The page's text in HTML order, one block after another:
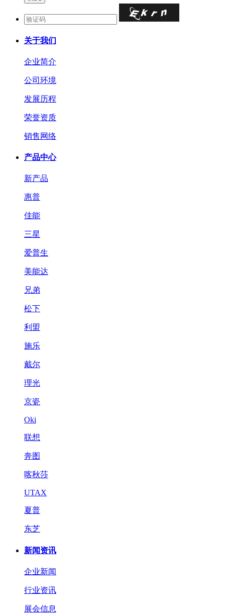
关于我们
企业简介
公司环境
发展历程
荣誉资质
销售网络
产品中心
新产品
惠普
佳能
三星
爱普生
美能达
兄弟
松下
利盟
施乐
戴尔
理光
京瓷
Oki
联想
奔图
喀秋莎
UTAX
夏普
东芝
新闻资讯
企业新闻
行业资讯
展会信息